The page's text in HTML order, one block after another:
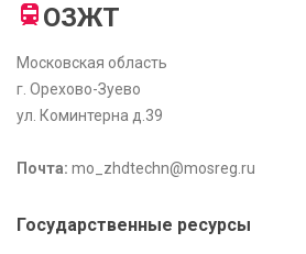
ОЗЖТ
Московская область
г. Орехово-Зуево
ул. Коминтерна д.39
Почта: mo_zhdtechn@mosreg.ru
Государственные ресурсы